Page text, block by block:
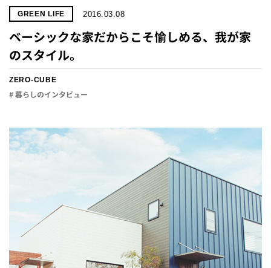
GREEN LIFE 2016.03.08
ベーシックな家だからこそ愉しめる、我が家
のスタイル。
ZERO-CUBE
# 暮らしのインタビュー